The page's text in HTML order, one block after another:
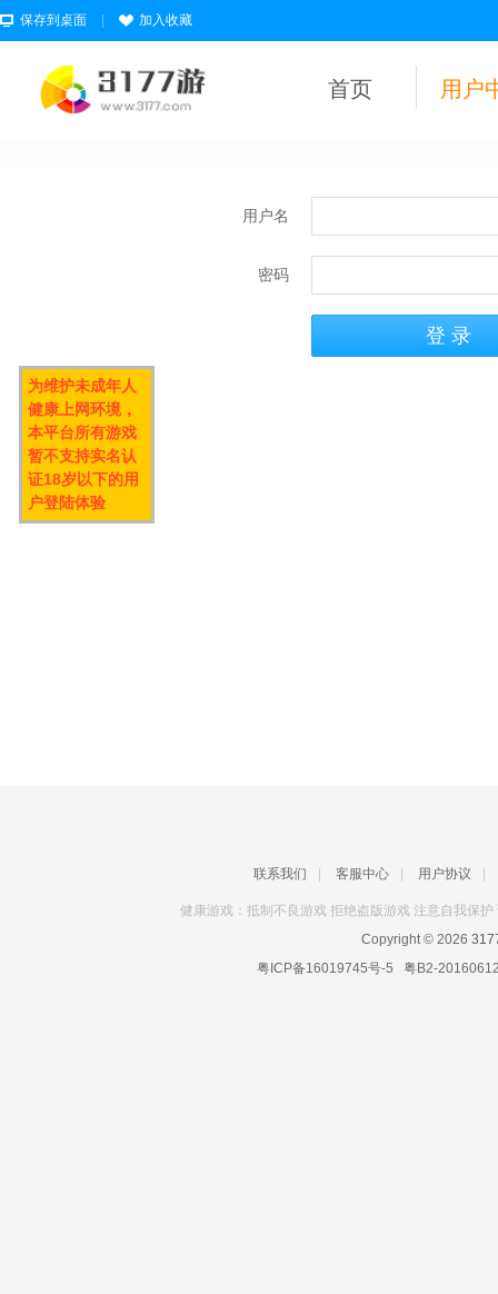
保存到桌面 加入收藏
首页 用户
用户名
密码
联系我们 客服中心 用户协议
健康游戏：抵制不良游戏 拒绝盗版游戏 注意自我保
Copyright © 2026
粤ICP备16019745号-5 粤B2-
为维护未成年人
健康上网环境，
本平台所有游戏
暂不支持实名认
证18岁以下的用
户登陆体验